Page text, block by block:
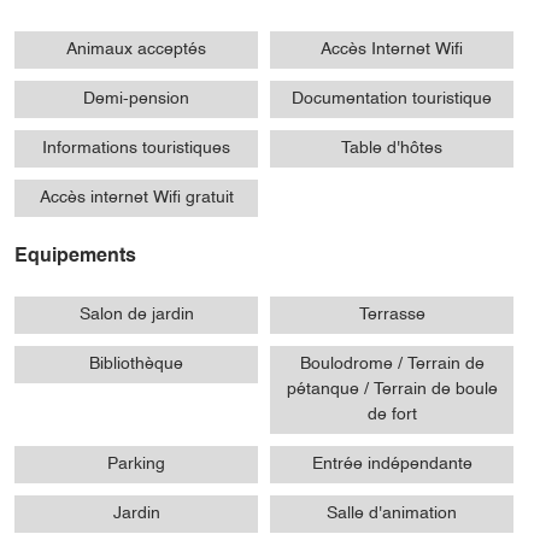
Animaux acceptés Accès Internet Wifi
Demi-pension Documentation touristique
Informations touristiques Table d'hôtes
Accès internet Wifi gratuit
Equipements
Salon de jardin Terrasse
Bibliothèque
Boulodrome / Terrain de
pétanque / Terrain de boule
de fort
Parking Entrée indépendante
Jardin Salle d'animation